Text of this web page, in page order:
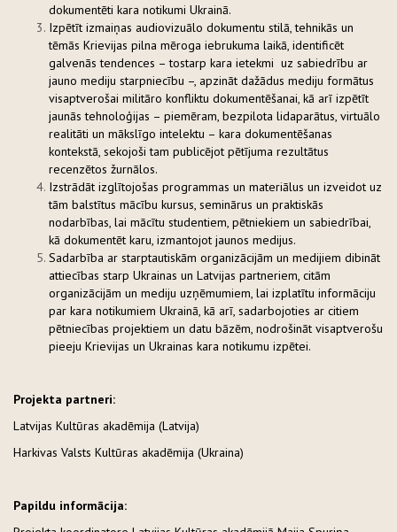
dokumentēti kara notikumi Ukrainā.
Izpētīt izmaiņas audiovizuālo dokumentu stilā, tehnikās un
tēmās Krievijas pilna mēroga iebrukuma laikā, identificēt
galvenās tendences – tostarp kara ietekmi uz sabiedrību ar
jauno mediju starpniecību –, apzināt dažādus mediju formātus
visaptverošai militāro konfliktu dokumentēšanai, kā arī izpētīt
jaunās tehnoloģijas – piemēram, bezpilota lidaparātus, virtuālo
realitāti un mākslīgo intelektu – kara dokumentēšanas
kontekstā, sekojoši tam publicējot pētījuma rezultātus
recenzētos žurnālos.
Izstrādāt izglītojošas programmas un materiālus un izveidot uz
tām balstītus mācību kursus, seminārus un praktiskās
nodarbības, lai mācītu studentiem, pētniekiem un sabiedrībai,
kā dokumentēt karu, izmantojot jaunos medijus.
Sadarbība ar starptautiskām organizācijām un medijiem dibināt
attiecības starp Ukrainas un Latvijas partneriem, citām
organizācijām un mediju uzņēmumiem, lai izplatītu informāciju
par kara notikumiem Ukrainā, kā arī, sadarbojoties ar citiem
pētniecības projektiem un datu bāzēm, nodrošināt visaptverošu
pieeju Krievijas un Ukrainas kara notikumu izpētei.
Projekta partneri:
Latvijas Kultūras akadēmija (Latvija)
Harkivas Valsts Kultūras akadēmija (Ukraina)
Papildu informācija: